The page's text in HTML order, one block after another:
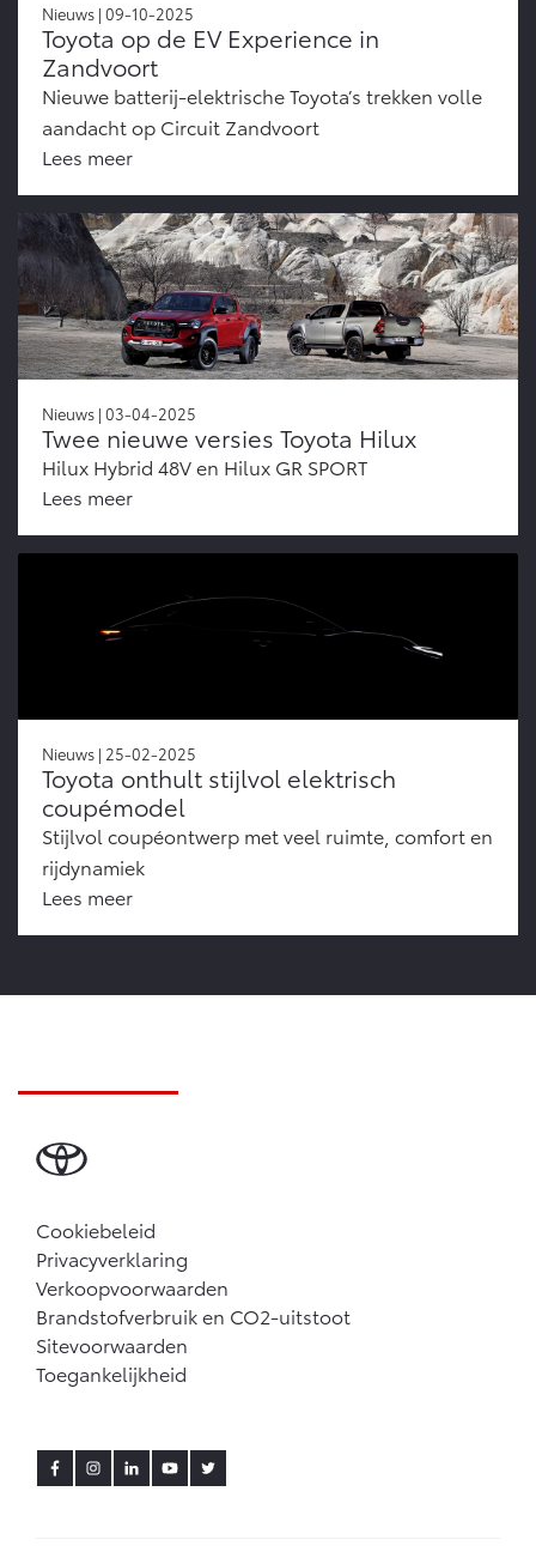
Nieuws | 09-10-2025
Toyota op de EV Experience in
Zandvoort
Nieuwe batterij-elektrische Toyota’s trekken volle
aandacht op Circuit Zandvoort
Lees meer
Nieuws | 03-04-2025
Twee nieuwe versies Toyota Hilux
Hilux Hybrid 48V en Hilux GR SPORT
Lees meer
Nieuws | 25-02-2025
Toyota onthult stijlvol elektrisch
coupémodel
Stijlvol coupéontwerp met veel ruimte, comfort en
rijdynamiek
Lees meer
Cookiebeleid
Privacyverklaring
Verkoopvoorwaarden
Brandstofverbruik en CO2-uitstoot
Sitevoorwaarden
Toegankelijkheid